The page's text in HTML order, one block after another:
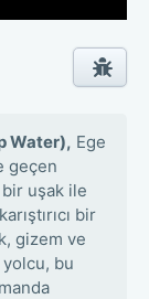
Water), Ege
geçen
uşak ile
bir
gizem ve
yolcu, bu